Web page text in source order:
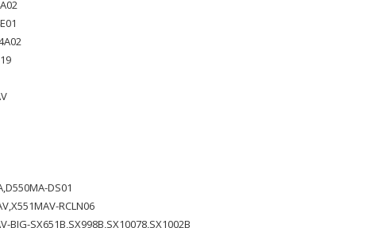
DS01
RCLN06
SX651B,SX998B,SX10078,SX1002B